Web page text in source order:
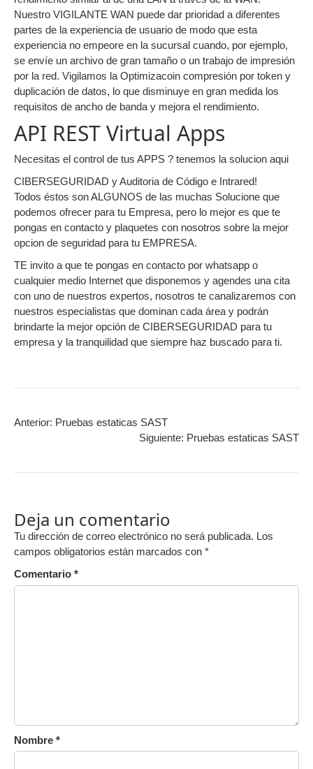
Nuestro VIGILANTE WAN puede dar prioridad a diferentes
partes de la experiencia de usuario de modo que esta
experiencia no empeore en la sucursal cuando, por ejemplo,
se envíe un archivo de gran tamaño o un trabajo de impresión
por la red. Vigilamos la Optimizacoin compresión por token y
duplicación de datos, lo que disminuye en gran medida los
requisitos de ancho de banda y mejora el rendimiento.
API REST Virtual Apps
Necesitas el control de tus APPS ? tenemos la solucion aqui
CIBERSEGURIDAD y Auditoria de Código e Intrared!
Todos éstos son ALGUNOS de las muchas Solucione que
podemos ofrecer para tu Empresa, pero lo mejor es que te
pongas en contacto y plaquetes con nosotros sobre la mejor
opcion de seguridad para tu EMPRESA.
TE invito a que te pongas en contacto por whatsapp o
cualquier medio Internet que disponemos y agendes una cita
con uno de nuestros expertos, nosotros te canalizaremos con
nuestros especialistas que dominan cada área y podrán
brindarte la mejor opción de CIBERSEGURIDAD para tu
empresa y la tranquilidad que siempre haz buscado para ti.
Anterior: Pruebas estaticas SAST
Siguiente: Pruebas estaticas SAST
Deja un comentario
Tu dirección de correo electrónico no será publicada. Los
campos obligatorios están marcados con *
Comentario *
Nombre *